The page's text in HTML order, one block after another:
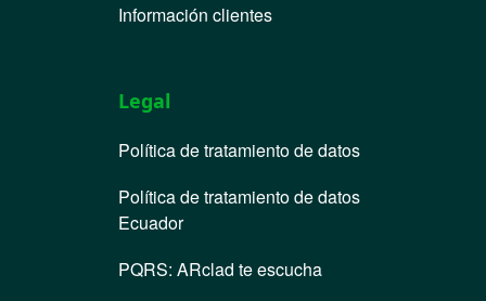
Información clientes
Legal
Política de tratamiento de datos
Política de tratamiento de datos
Ecuador
PQRS: ARclad te escucha